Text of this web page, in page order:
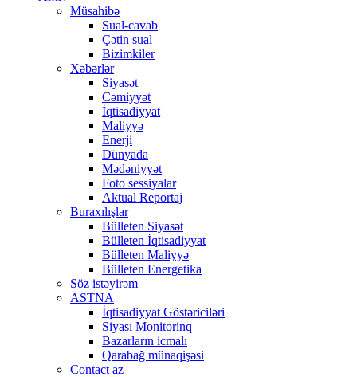
Müsahibə
Sual-cavab
Çətin sual
Bizimkiler
Xəbərlər
Siyasət
Cəmiyyət
İqtisadiyyat
Maliyyə
Enerji
Dünyada
Mədəniyyət
Foto sessiyalar
Aktual Reportaj
Buraxılışlar
Bülleten Siyasət
Bülleten İqtisadiyyat
Bülleten Maliyyə
Bülleten Energetika
Söz istəyirəm
ASTNA
İqtisadiyyat Göstəriciləri
Siyası Monitorinq
Bazarların icmalı
Qarabağ münaqişəsi
Contact az